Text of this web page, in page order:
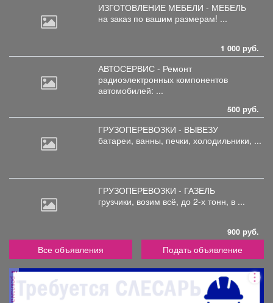
ИЗГОТОВЛЕНИЕ МЕБЕЛИ - МЕБЕЛЬ
на заказ по вашим размерам! ...
1 000 руб.
АВТОСЕРВИС - Ремонт
радиоэлектронных компонентов
автомобилей: ...
500 руб.
ГРУЗОПЕРЕВОЗКИ - ВЫВЕЗУ
батареи, ванны, печки, холодильники, ...
ГРУЗОПЕРЕВОЗКИ - ГАЗЕЛЬ
грузчики, возим всё, до 2-х тонн, в ...
900 руб.
Все объявления Подать объявление
реклама